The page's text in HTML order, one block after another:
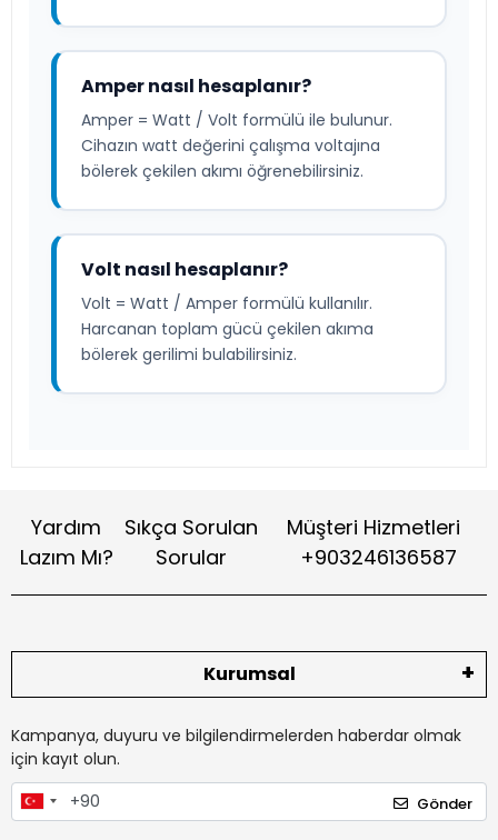
Amper nasıl hesaplanır?
Amper = Watt / Volt formülü ile bulunur.
Cihazın watt değerini çalışma voltajına
bölerek çekilen akımı öğrenebilirsiniz.
Volt nasıl hesaplanır?
Volt = Watt / Amper formülü kullanılır.
Harcanan toplam gücü çekilen akıma
bölerek gerilimi bulabilirsiniz.
Yardım
Lazım Mı?
Sıkça Sorulan
Sorular
Müşteri Hizmetleri
+903246136587
Kurumsal
Kampanya, duyuru ve bilgilendirmelerden haberdar olmak
için kayıt olun.
Gönder